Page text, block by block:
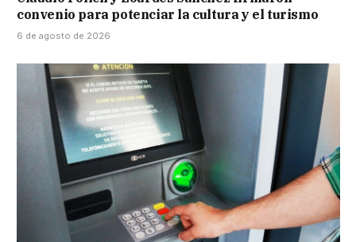
convenio para potenciar la cultura y el turismo
6 de agosto de 2026